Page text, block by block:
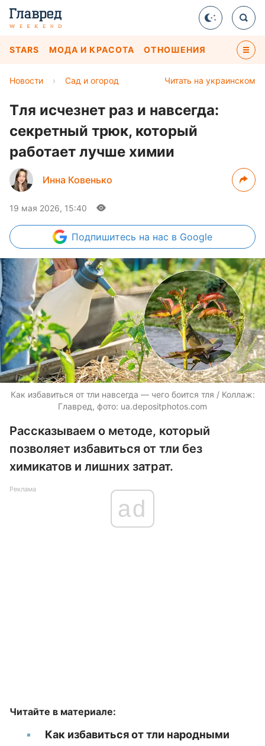
STARS МОДА И КРАСОТА ОТНОШЕНИЯ
Читать на украинском
Новости › Сад и огород
Тля исчезнет раз и навсегда:
секретный трюк, который
работает лучше химии
Инна Ковенько
19 мая 2026, 15:40
Подпишитесь на нас в Google
Как избавиться от тли навсегда — чего боится тля / Коллаж:
Главред, фото: ua.depositphotos.com
Рассказываем о методе, который
позволяет избавиться от тли без
химикатов и лишних затрат.
Реклама
ad
Читайте в материале:
Как избавиться от тли народными